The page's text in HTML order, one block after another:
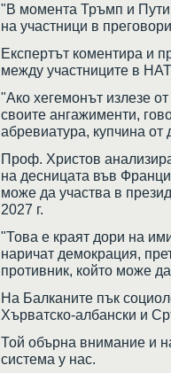
"В момента Тръмп и
на участници в
Експертът коментира и
между участниците в
"Ако хегемонът излезе
своите ангажименти,
абревиатура, купчина от
Проф. Христов
на десницата във
може да участва в
2027 г.
"Това е краят дори на
наричат демокрация,
противник, който може
На Балканите пък
Хърватско-албански и
Той обърна внимание и
система у нас.